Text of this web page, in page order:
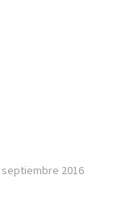
septiembre 2016